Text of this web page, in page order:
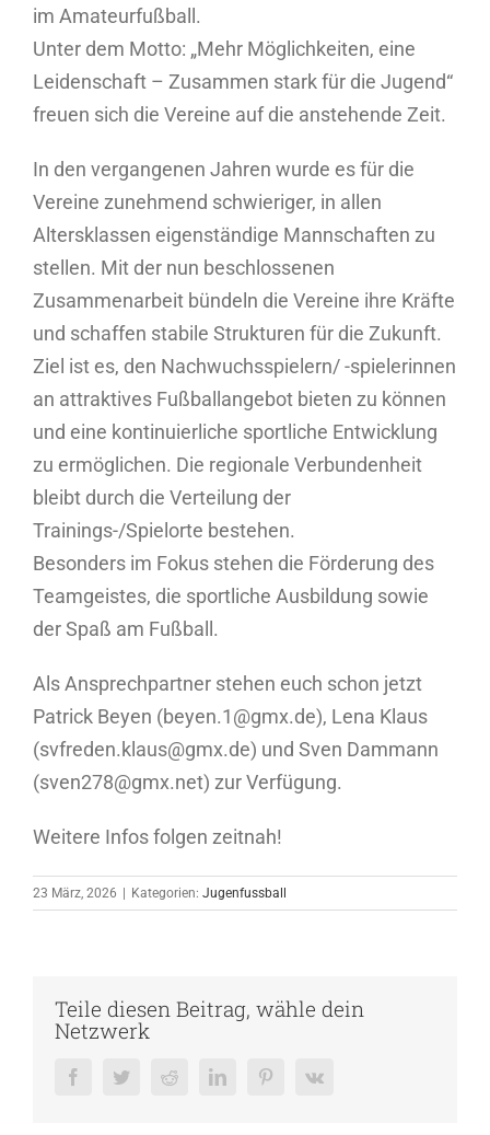
im Amateurfußball.
Unter dem Motto: „Mehr Möglichkeiten, eine
Leidenschaft – Zusammen stark für die Jugend“
freuen sich die Vereine auf die anstehende Zeit.
In den vergangenen Jahren wurde es für die
Vereine zunehmend schwieriger, in allen
Altersklassen eigenständige Mannschaften zu
stellen. Mit der nun beschlossenen
Zusammenarbeit bündeln die Vereine ihre Kräfte
und schaffen stabile Strukturen für die Zukunft.
Ziel ist es, den Nachwuchsspielern/ -spielerinnen
an attraktives Fußballangebot bieten zu können
und eine kontinuierliche sportliche Entwicklung
zu ermöglichen. Die regionale Verbundenheit
bleibt durch die Verteilung der
Trainings-/Spielorte bestehen.
Besonders im Fokus stehen die Förderung des
Teamgeistes, die sportliche Ausbildung sowie
der Spaß am Fußball.
Als Ansprechpartner stehen euch schon jetzt
Patrick Beyen (beyen.1@gmx.de), Lena Klaus
(svfreden.klaus@gmx.de) und Sven Dammann
(sven278@gmx.net) zur Verfügung.
Weitere Infos folgen zeitnah!
23 März, 2026 Kategorien: Jugenfussball
Teile diesen Beitrag, wähle dein
Netzwerk
FacebookTwitterRedditLinkedInPinterestVk